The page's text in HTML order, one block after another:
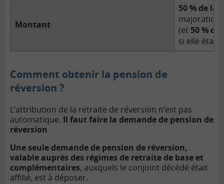
Montant
50 % de la
(et 50 %
si elle était
Comment obtenir la pension de
réversion ?
L’attribution de la retraite de réversion n’est pas
automatique. Il faut faire la demande de pension de
réversion
Une seule demande de pension de réversion,
valable auprès des régimes de retraite de base et
complémentaires, auxquels le conjoint décédé était
affilié, est à déposer.